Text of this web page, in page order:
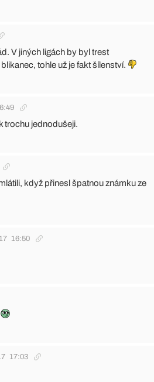
V jiných ligách by byl trest
tohle už je fakt šílenství.
trochu jednodušeji.
když přinesl špatnou známku ze
16:50
17:03